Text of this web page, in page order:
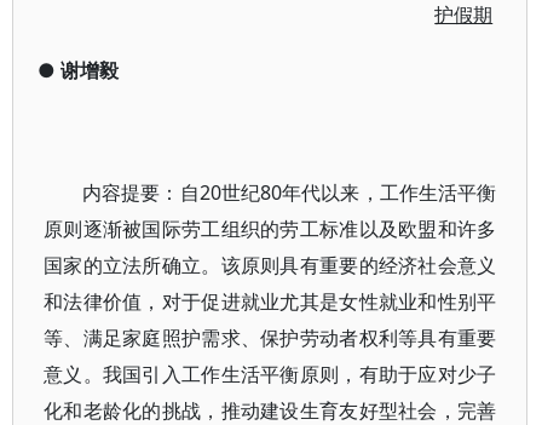
护假期
● 谢增毅
内容提要：自20世纪80年代以来，工作生活平衡
原则逐渐被国际劳工组织的劳工标准以及欧盟和许多
国家的立法所确立。该原则具有重要的经济社会意义
和法律价值，对于促进就业尤其是女性就业和性别平
等、满足家庭照护需求、保护劳动者权利等具有重要
意义。我国引入工作生活平衡原则，有助于应对少子
化和老龄化的挑战，推动建设生育友好型社会，完善